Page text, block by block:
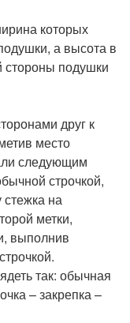
которых
а высота в
стороны подушки
друг к
место
следующим
строчкой,
стежка на
метки,
выполнив
так: обычная
– закрепка –